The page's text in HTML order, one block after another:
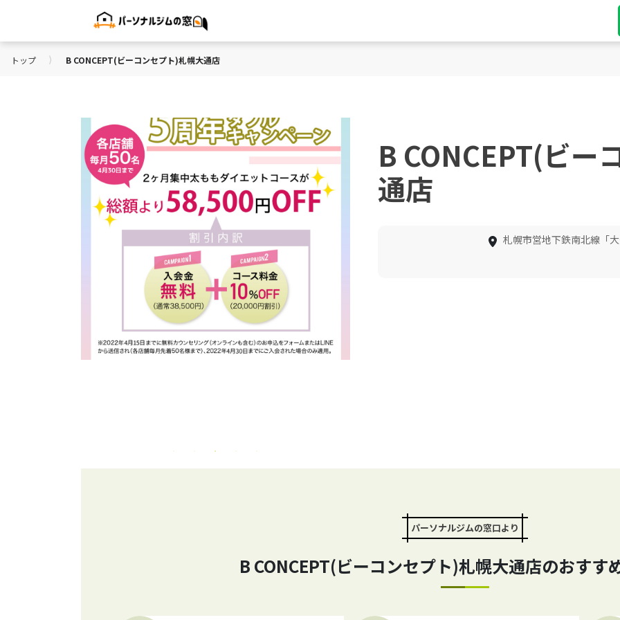
トップ ⟩ B CONCEPT(ビーコンセプト)札幌大通店
B CONCEPT(ビー
通店
札幌市営地下鉄南北線「
パーソナルジムの窓口より
B CONCEPT(ビーコンセプト)札幌大通店のおすす